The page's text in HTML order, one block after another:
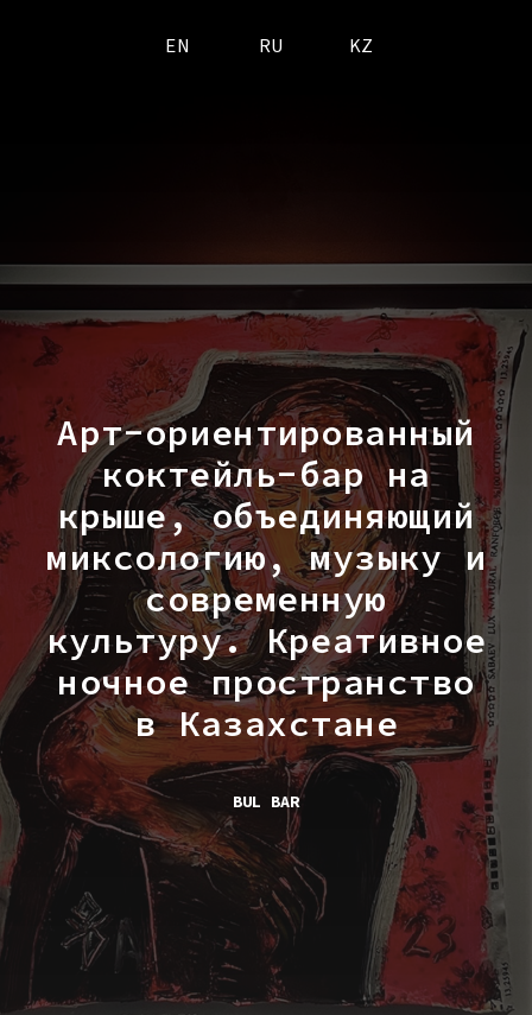
KZ
RU
EN
Арт-ориентированный
коктейль-бар на
крыше, объединяющий
миксологию, музыку и
современную
культуру. Креативное
ночное пространство
в Казахстане
BUL BAR